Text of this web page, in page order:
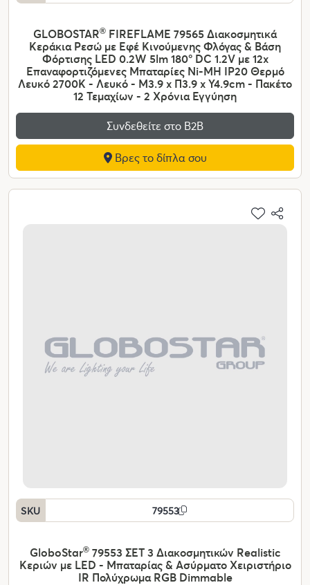
GLOBOSTAR® FIREFLAME 79565 Διακοσμητικά
Κεράκια Ρεσώ με Εφέ Κινούμενης Φλόγας & Βάση
Φόρτισης LED 0.2W 5lm 180° DC 1.2V με 12x
Επαναφορτιζόμενες Μπαταρίες Ni-MH IP20 Θερμό
Λευκό 2700K - Λευκό - Μ3.9 x Π3.9 x Υ4.9cm - Πακέτο
12 Τεμαχίων - 2 Χρόνια Εγγύηση
Συνδεθείτε στο Β2Β
Βρες το δίπλα σου
SKU 79553
GloboStar®79553 ΣΕΤ 3 Διακοσμητικών Realistic
Κεριών με LED - Μπαταρίας & Ασύρματο Χειριστήριο
IR Πολύχρωμα RGB Dimmable